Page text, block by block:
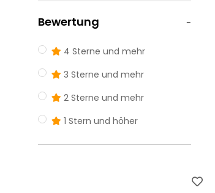
Bewertung
4 Sterne und mehr
3 Sterne und mehr
2 Sterne und mehr
1 Stern und höher